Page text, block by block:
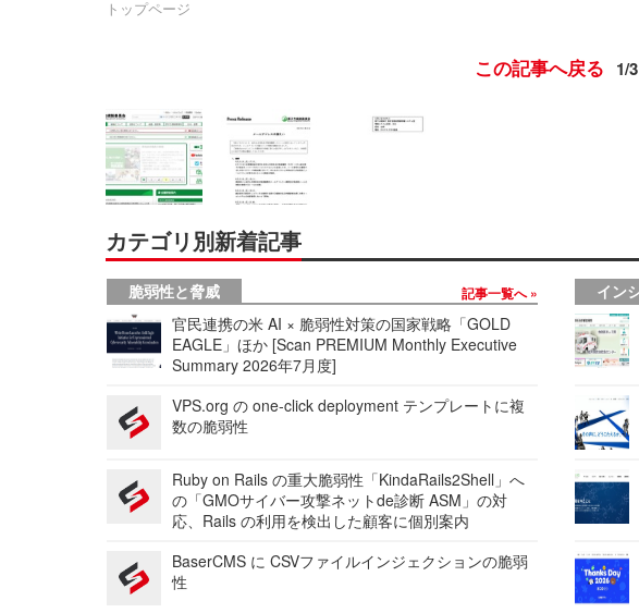
トップページ
この記事へ戻る 1/3
カテゴリ別新着記事
脆弱性と脅威 記事一覧へ
官民連携の米 AI × 脆弱性対策の国家戦略「GOLD
EAGLE」ほか [Scan PREMIUM Monthly Executive
Summary 2026年7月度]
VPS.org の one-click deployment テンプレートに複
数の脆弱性
Ruby on Rails の重大脆弱性「KindaRails2Shell」へ
の「GMOサイバー攻撃ネットde診断 ASM」の対
応、Rails の利用を検出した顧客に個別案内
BaserCMS に CSVファイルインジェクションの脆弱
性
イン